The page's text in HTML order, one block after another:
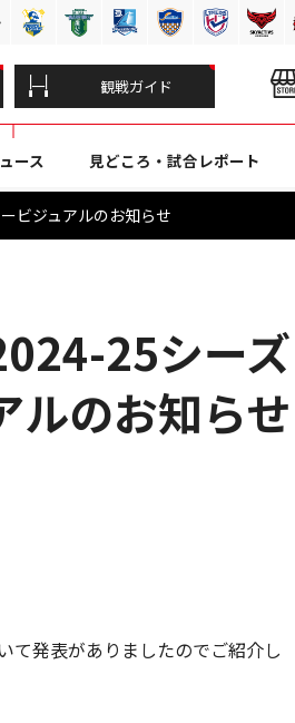
観戦ガイド
ース 見どころ・試合レポート
ビジュアルのお知らせ
25シーズ
ルのお知らせ
て発表がありましたのでご紹介し